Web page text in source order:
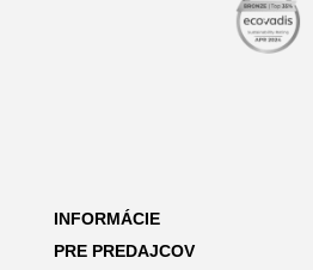
INFORMÁCIE
PRE PREDAJCOV